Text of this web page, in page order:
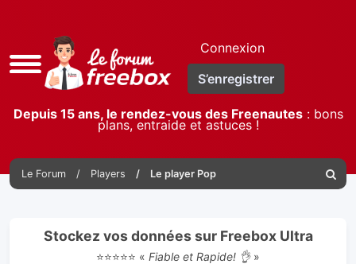
Accès
rapide
Connexion
S’enregistrer
Depuis 15 ans, le rendez-vous des Freenautes: bons
plans, entraide et astuces !
Le Forum Players Le player Pop
Stockez vos données sur Freebox Ultra
⭐⭐⭐⭐⭐ « Fiable et Rapide! 👌»